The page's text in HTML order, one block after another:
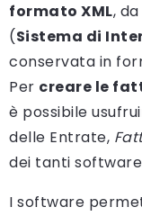
formato XML,
(Sistema di
conservata in
Per creare le
è possibile
delle Entrate,
dei tanti
I software